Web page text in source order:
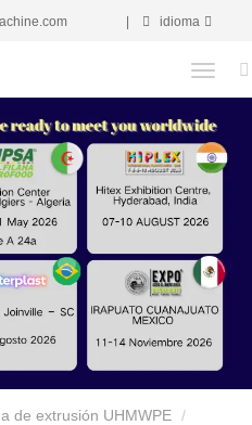
idioma
de extrusión UHMWPE